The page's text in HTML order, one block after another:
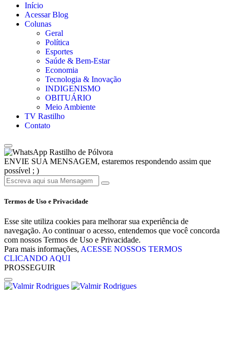
Início
Acessar Blog
Colunas
Geral
Política
Esportes
Saúde & Bem-Estar
Economia
Tecnologia & Inovação
INDIGENISMO
OBITUÁRIO
Meio Ambiente
TV Rastilho
Contato
Rastilho de Pólvora
ENVIE SUA MENSAGEM, estaremos respondendo assim que
possível ; )
Termos de Uso e Privacidade
Esse site utiliza cookies para melhorar sua experiência de
navegação. Ao continuar o acesso, entendemos que você concorda
com nossos Termos de Uso e Privacidade.
Para mais informações, ACESSE NOSSOS TERMOS
CLICANDO AQUI
PROSSEGUIR